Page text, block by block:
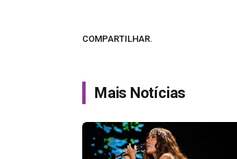
COMPARTILHAR.
Mais Notícias